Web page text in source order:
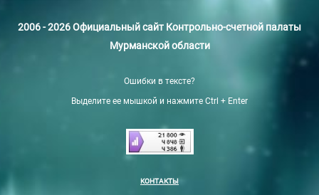
2006 - 2026 Официальный сайт Контрольно-счетной палаты
Мурманской области
Ошибки в тексте?
Выделите ее мышкой и нажмите Ctrl + Enter
КОНТАКТЫ